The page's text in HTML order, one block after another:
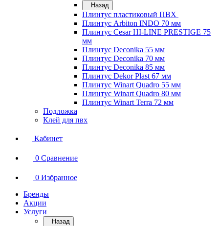
Назад
Плинтус пластиковый ПВХ
Плинтус Arbiton INDO 70 мм
Плинтус Cesar HI-LINE PRESTIGE 75
мм
Плинтус Deconika 55 мм
Плинтус Deconika 70 мм
Плинтус Deconika 85 мм
Плинтус Dekor Plast 67 мм
Плинтус Winart Quadro 55 мм
Плинтус Winart Quadro 80 мм
Плинтус Winart Terra 72 мм
Подложка
Клей для пвх
Кабинет
0 Сравнение
0 Избранное
Бренды
Акции
Услуги
Назад